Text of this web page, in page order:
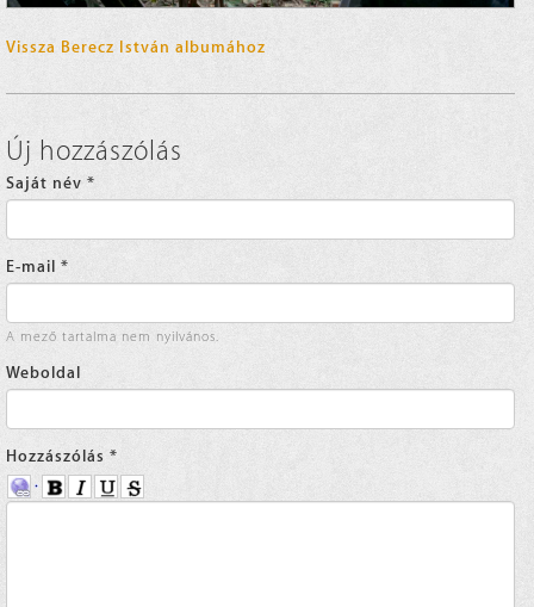
Vissza Berecz István albumához
Új hozzászólás
Saját név *
E-mail *
A mező tartalma nem nyilvános.
Weboldal
Hozzászólás *